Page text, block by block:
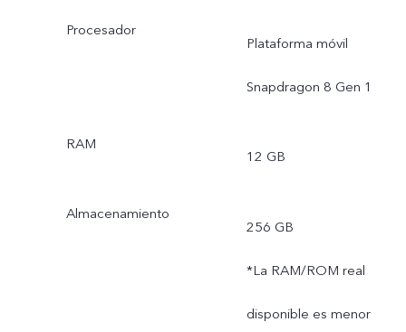
Procesador
Plataforma móvil
Snapdragon 8 Gen 1
RAM
12 GB
Almacenamiento
256 GB
*La RAM/ROM real
disponible es menor